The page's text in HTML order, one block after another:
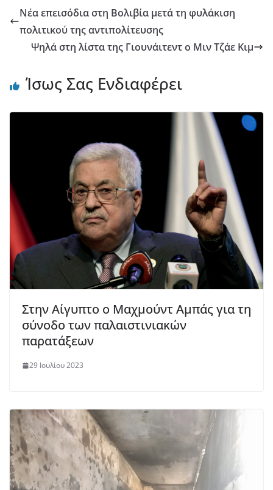
Νέα επεισόδια στη Βολιβία μετά τη φυλάκιση
πολιτικού της αντιπολίτευσης
Ψηλά στη λίστα της Γιουνάιτεντ ο Μιν Τζάε Κιμ
Ίσως Σας Ενδιαφέρει
Στην Αίγυπτο ο Μαχμούντ Αμπάς για τη
σύνοδο των παλαιστινιακών
παρατάξεων
29 Ιουλίου 2023